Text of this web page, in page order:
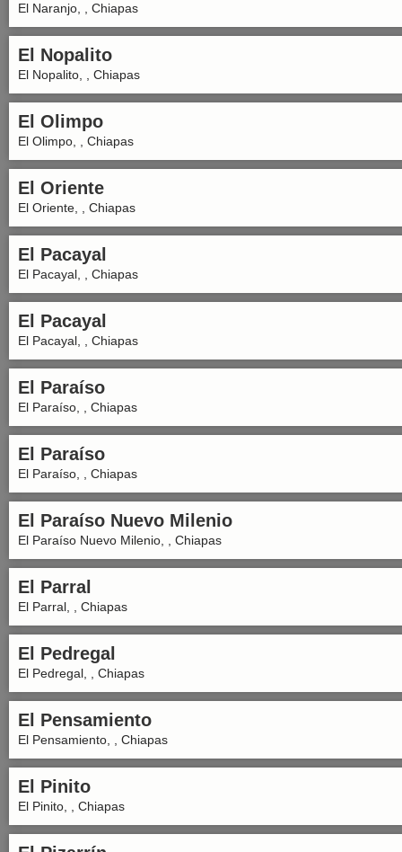
El Naranjo, , Chiapas
El Nopalito
El Nopalito, , Chiapas
El Olimpo
El Olimpo, , Chiapas
El Oriente
El Oriente, , Chiapas
El Pacayal
El Pacayal, , Chiapas
El Pacayal
El Pacayal, , Chiapas
El Paraíso
El Paraíso, , Chiapas
El Paraíso
El Paraíso, , Chiapas
El Paraíso Nuevo Milenio
El Paraíso Nuevo Milenio, , Chiapas
El Parral
El Parral, , Chiapas
El Pedregal
El Pedregal, , Chiapas
El Pensamiento
El Pensamiento, , Chiapas
El Pinito
El Pinito, , Chiapas